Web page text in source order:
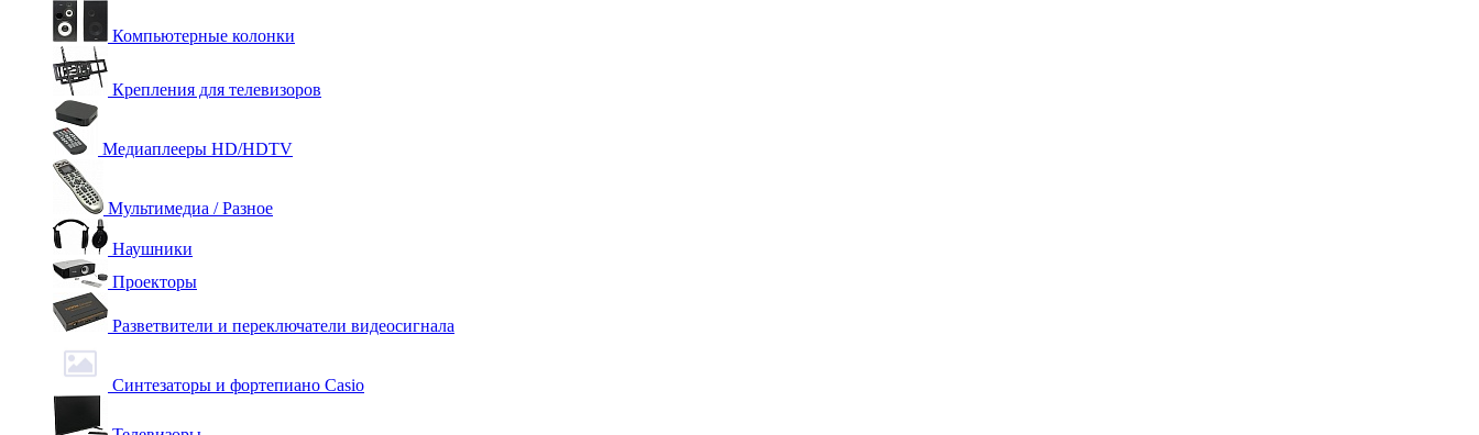
Компьютерные колонки
Крепления для телевизоров
Медиаплееры HD/HDTV
Мультимедиа / Разное
Наушники
Проекторы
Разветвители и переключатели видеосигнала
Синтезаторы и фортепиано Casio